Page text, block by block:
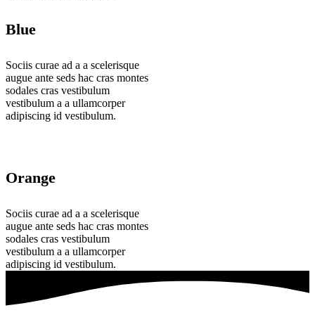
Blue
Sociis curae ad a a scelerisque
augue ante seds hac cras montes
sodales cras vestibulum
vestibulum a a ullamcorper
adipiscing id vestibulum.
Orange
Sociis curae ad a a scelerisque
augue ante seds hac cras montes
sodales cras vestibulum
vestibulum a a ullamcorper
adipiscing id vestibulum.